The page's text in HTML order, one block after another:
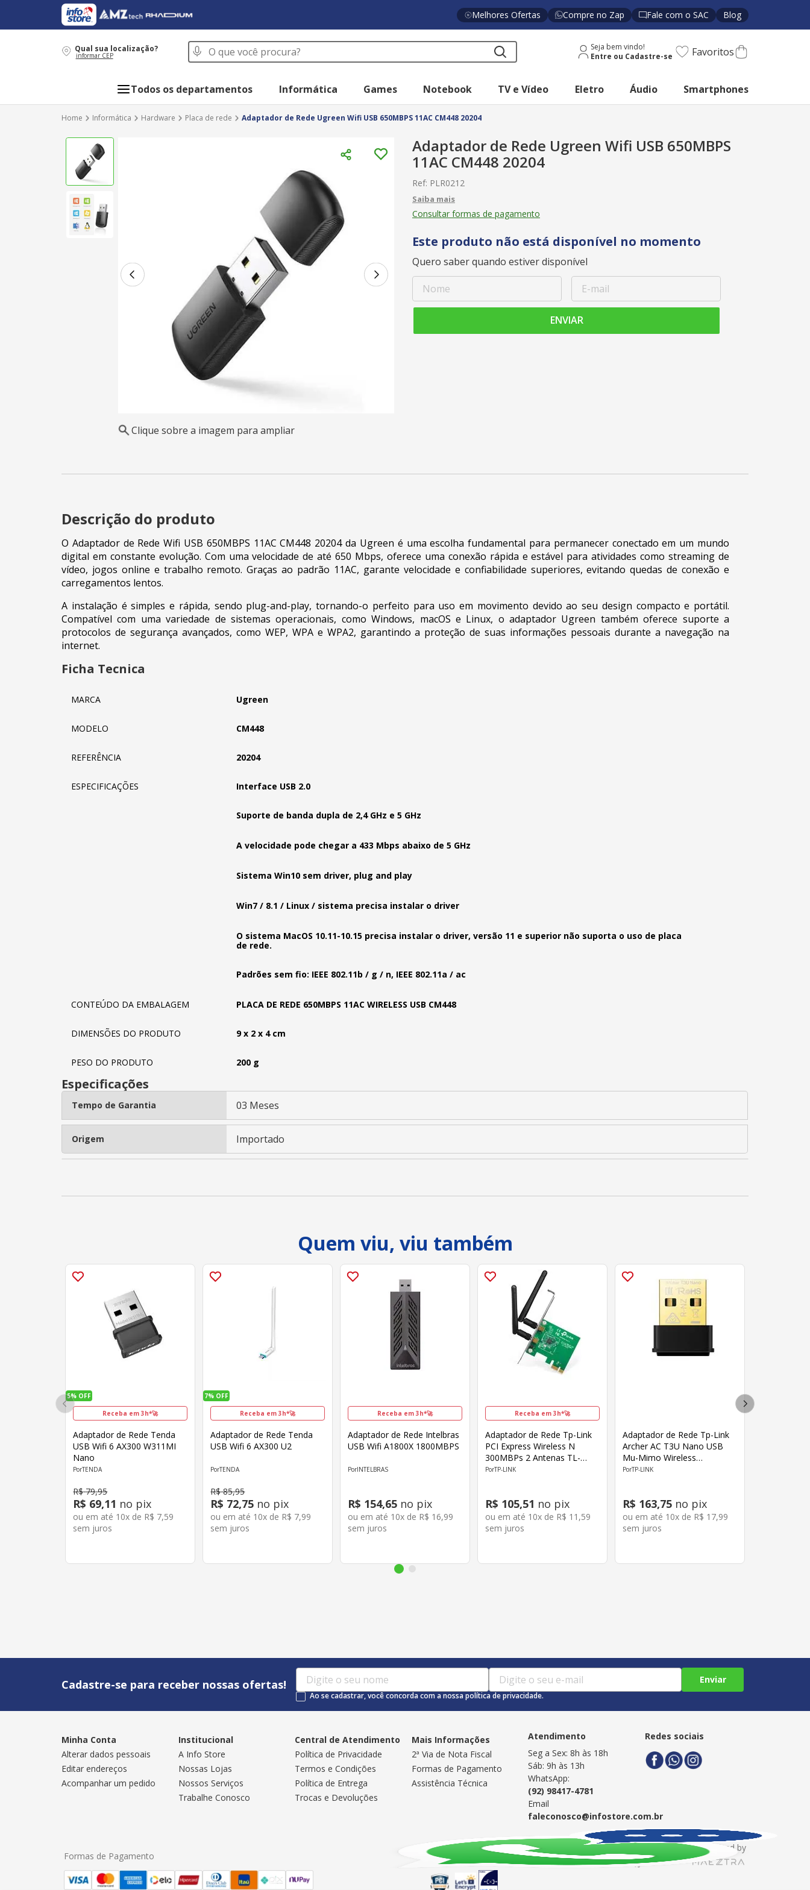
Melhores Ofertas Compre no Zap Fale com o SAC Blog
Qual sua localização?
informar CEP
O que você procura? Seja bem vindo! Favoritos
Todos os departamentos Informática Games Notebook TV e Vídeo Eletro Áudio Smartphones
Informática Hardware Placa de rede Adaptador de Rede Ugreen Wifi USB 650MBPS 11AC CM448 20204
Clique sobre a imagem para ampliar
Adaptador de Rede Ugreen Wifi USB 650MBPS
11AC CM448 20204
Ref: PLR0212
Consultar formas de pagamento
Este produto não está disponível no momento
Quero saber quando estiver disponível
ENVIAR
Descrição do produto
O Adaptador de Rede Wifi USB 650MBPS 11AC CM448 20204 da Ugreen é uma escolha fundamental para permanecer conectado em um mundo
digital em constante evolução. Com uma velocidade de até 650 Mbps, oferece uma conexão rápida e estável para atividades como streaming de
vídeo, jogos online e trabalho remoto. Graças ao padrão 11AC, garante velocidade e confiabilidade superiores, evitando quedas de conexão e
carregamentos lentos.
A instalação é simples e rápida, sendo plug-and-play, tornando-o perfeito para uso em movimento devido ao seu design compacto e portátil.
Compatível com uma variedade de sistemas operacionais, como Windows, macOS e Linux, o adaptador Ugreen também oferece suporte a
protocolos de segurança avançados, como WEP, WPA e WPA2, garantindo a proteção de suas informações pessoais durante a navegação na
internet.
Ficha Tecnica
MARCA Ugreen
MODELO CM448
REFERÊNCIA 20204
ESPECIFICAÇÕES Interface USB 2.0
Suporte de banda dupla de 2,4 GHz e 5 GHz
A velocidade pode chegar a 433 Mbps abaixo de 5 GHz
Sistema Win10 sem driver, plug and play
Win7 / 8.1 / Linux / sistema precisa instalar o driver
O sistema MacOS 10.11-10.15 precisa instalar o driver, versão 11 e superior não suporta o uso de placa
de rede.
Padrões sem fio: IEEE 802.11b / g / n, IEEE 802.11a / ac
CONTEÚDO DA EMBALAGEM PLACA DE REDE 650MBPS 11AC WIRELESS USB CM448
DIMENSÕES DO PRODUTO 9 x 2 x 4 cm
PESO DO PRODUTO 200 g
Especificações
Tempo de Garantia 03 Meses
Origem Importado
Quem viu, viu também
5% OFF
Receba em 3h*🚀
Adaptador de Rede Tenda
USB Wifi 6 AX300 W311MI
Nano
TENDA
R$ 79,95
R$ 69,11 no pix
ou em até 10x de R$ 7,59
sem juros
7% OFF
Receba em 3h*🚀
Adaptador de Rede Tenda
USB Wifi 6 AX300 U2
TENDA
R$ 85,95
R$ 72,75 no pix
ou em até 10x de R$ 7,99
sem juros
Receba em 3h*🚀
Adaptador de Rede Intelbras
USB Wifi A1800X 1800MBPS
INTELBRAS
R$ 154,65 no pix
ou em até 10x de R$ 16,99
sem juros
Receba em 3h*🚀
Adaptador de Rede Tp-Link
PCI Express Wireless N
300MBPs 2 Antenas TL-
WN881ND
TP-LINK
R$ 105,51 no pix
ou em até 10x de R$ 11 ,59
sem juros
Adaptador de Rede Tp-Link
Archer AC T3U Nano USB
Mu-Mimo Wireless
1300MBPS
TP-LINK
R$ 163,75 no pix
ou em até 10x de R$ 17,99
sem juros
Cadastre-se para receber nossas ofertas! Enviar
Ao se cadastrar, você concorda com a nossa política de privacidade.
Minha Conta
Alterar dados pessoais
Editar endereços
Acompanhar um pedido
Institucional
A Info Store
Nossas Lojas
Nossos Serviços
Trabalhe Conosco
Central de Atendimento
Política de Privacidade
Termos e Condições
Política de Entrega
Trocas e Devoluções
Mais Informações
2ª Via de Nota Fiscal
Formas de Pagamento
Assistência Técnica
Atendimento
Seg a Sex: 8h às 18h
Sáb: 9h às 13h
WhatsApp:
(92) 98417-4781
Email
faleconosco@infostore.com.br
Redes sociais
Formas de Pagamento Selos de Segurança
Developed by